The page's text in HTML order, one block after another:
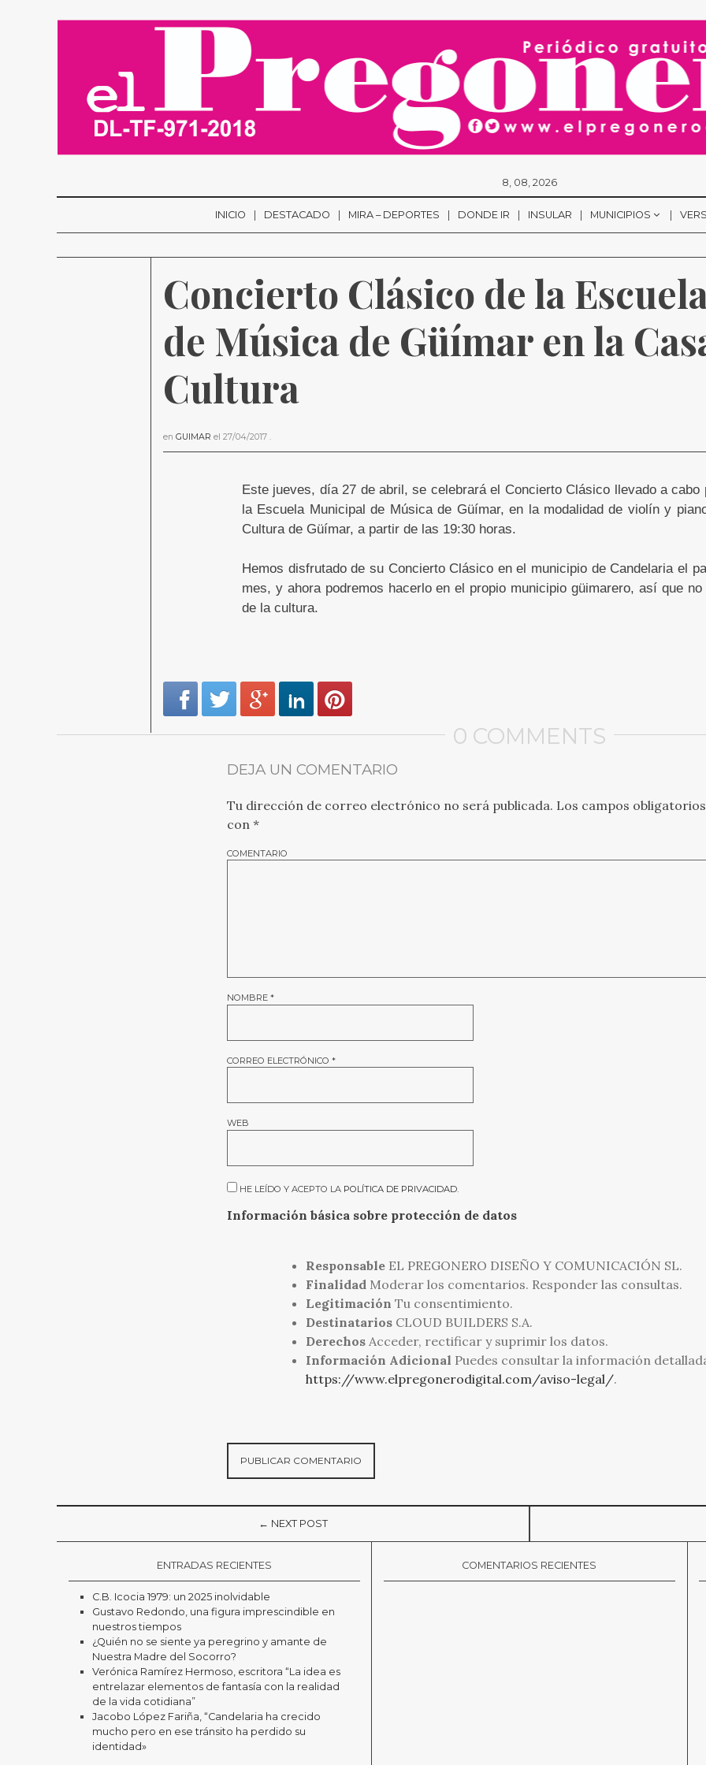
8, 08, 2026
INICIO DESTACADO MIRA – DEPORTES DONDE IR INSULAR MUNICIPIOS
Concierto Clásico de la
de Música de Güímar en la
Cultura
en GUIMAR el 27/04/2017 .
Este jueves, día 27 de abril, se celebrará el Concierto Clásico llevado a cabo
la Escuela Municipal de Música de Güímar, en la modalidad de violín y
Cultura de Güímar, a partir de las 19:30 horas.
Hemos disfrutado de su Concierto Clásico en el municipio de Candelaria el
mes, y ahora podremos hacerlo en el propio municipio güimarero, así que
de la cultura.
0 COMMENTS
DEJA UN COMENTARIO
Tu dirección de correo electrónico no será publicada. Los campos
con *
COMENTARIO
NOMBRE *
CORREO ELECTRÓNICO *
WEB
HE LEÍDO Y ACEPTO LA POLÍTICA DE PRIVACIDAD.
Información básica sobre protección de datos
Responsable EL PREGONERO DISEÑO Y COMUNICACIÓN SL.
Finalidad Moderar los comentarios. Responder las consultas.
Legitimación Tu consentimiento.
Destinatarios CLOUD BUILDERS S.A.
Derechos Acceder, rectificar y suprimir los datos.
Información Adicional Puedes consultar la información
https://www.elpregonerodigital.com/aviso-legal/.
← NEXT POST
ENTRADAS RECIENTES
C.B. Icocia 1979: un 2025 inolvidable
Gustavo Redondo, una figura imprescindible en
nuestros tiempos
¿Quién no se siente ya peregrino y amante de
Nuestra Madre del Socorro?
Verónica Ramírez Hermoso, escritora “La idea es
entrelazar elementos de fantasía con la realidad
de la vida cotidiana”
Jacobo López Fariña, “Candelaria ha crecido
mucho pero en ese tránsito ha perdido su
identidad»
COMENTARIOS RECIENTES